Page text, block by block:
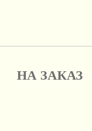
НА ЗАКАЗ